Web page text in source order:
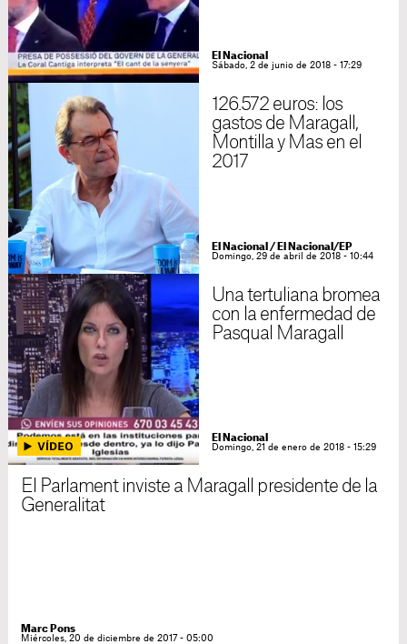
El Nacional
Sábado, 2 de junio de 2018 - 17:29
126.572 euros: los
gastos de Maragall,
Montilla y Mas en el
2017
El Nacional / El Nacional/EP
Domingo, 29 de abril de 2018 - 10:44
Una tertuliana bromea
con la enfermedad de
Pasqual Maragall
El Nacional
Domingo, 21 de enero de 2018 - 15:29
El Parlament inviste a Maragall presidente de la
Generalitat
Marc Pons
Miércoles, 20 de diciembre de 2017 - 05:00